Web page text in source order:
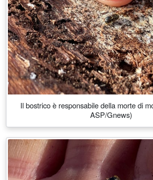
Il bostrico è responsabile della morte di
ASP/Gnews)